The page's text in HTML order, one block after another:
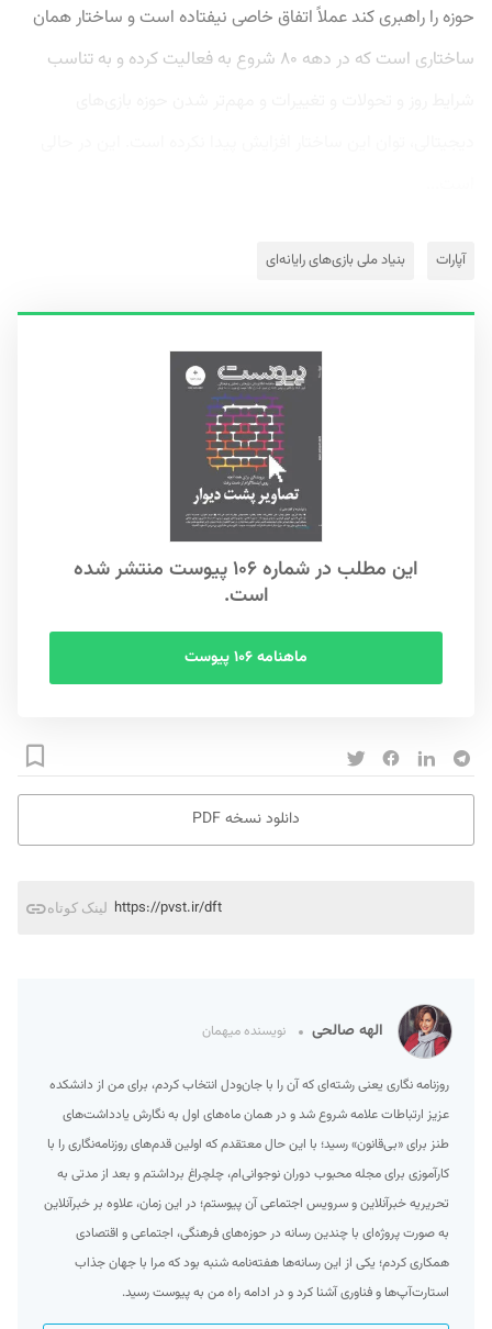
حوزه را راهبری کند عملاً اتفاق خاصی نیفتاده است و ساختار همان
ساختاری است که در دهه ۸۰ شروع به فعالیت کرده و به تناسب
آپارات بنیاد ملی بازی‌های رایانه‌ای
این مطلب در شماره ۱۰۶ پیوست منتشر شده
است.
ماهنامه ۱۰۶ پیوست
دانلود نسخه PDF
لینک کوتاه https://pvst.ir/dft
الهه صالحی نویسنده میهمان
روزنامه نگاری یعنی رشته‌ای که آن را با جان‌ودل انتخاب کردم، برای من از دانشکده
عزیز ارتباطات علامه شروع شد و در همان ماه‌های اول به نگارش یادداشت‌های
طنز برای «بی‌قانون» رسید؛ با این حال معتقدم که اولین قدم‌های روزنامه‌نگاری را با
کارآموزی برای مجله محبوب دوران نوجوانی‌ام، چلچراغ برداشتم و بعد از مدتی به
تحریریه خبرآنلاین و سرویس اجتماعی آن پیوستم؛ در این زمان، علاوه بر خبرآنلاین
به صورت پروژه‌ای با چندین رسانه در حوزه‌های فرهنگی، اجتماعی و اقتصادی
همکاری کردم؛ یکی از این رسانه‌ها هفته‌نامه شنبه بود که مرا با جهان جذاب
استارت‌آپ‌ها و فناوری آشنا کرد و در ادامه راه من به پیوست رسید.